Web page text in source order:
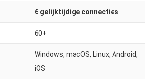
6 gelijktijdige connecties
60+
Windows, macOS, Linux, Android,
iOS